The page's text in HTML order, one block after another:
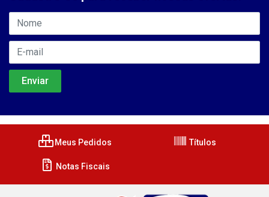
Meus Pedidos Títulos
Notas Fiscais